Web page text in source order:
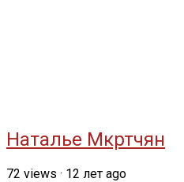
Наталье Мкртчян
72 views · 12 лет ago